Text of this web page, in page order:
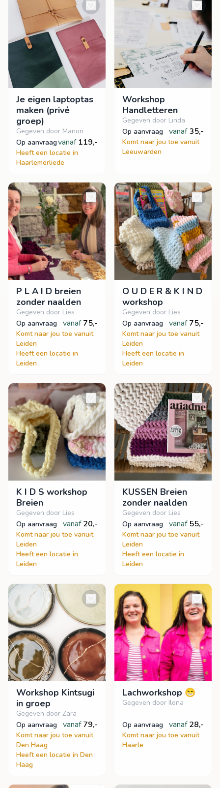
Je eigen laptoptas
maken (privé
groep)
Gegeven door Manon
op aanvraagvanaf 119,-
Heeft een locatie in
Haarlemerliede
Workshop
Handletteren
Gegeven door Linda
op aanvraag
vanaf 35,-
Komt naar jou toe vanuit
Leeuwarden
P L A I D breien
zonder naalden
Gegeven door Lies
op aanvraag
vanaf 75,-
Komt naar jou toe vanuit
Leiden
Heeft een locatie in
Leiden
O U D E R & K I N D
workshop
Gegeven door Lies
op aanvraag
vanaf 75,-
Komt naar jou toe vanuit
Leiden
Heeft een locatie in
Leiden
K I D S workshop
Breien
Gegeven door Lies
op aanvraag
vanaf 20,-
Komt naar jou toe vanuit
Leiden
Heeft een locatie in
Leiden
KUSSEN Breien
zonder naalden
Gegeven door Lies
op aanvraag
vanaf 55,-
Komt naar jou toe vanuit
Leiden
Heeft een locatie in
Leiden
Workshop Kintsugi
in groep
Gegeven door Zara
op aanvraag
vanaf 79,-
Komt naar jou toe vanuit
Den Haag
Heeft een locatie in Den
Haag
Lachworkshop 😁
Gegeven door Ilona
op aanvraag vanaf 28,-
Komt naar jou toe vanuit
Haarle